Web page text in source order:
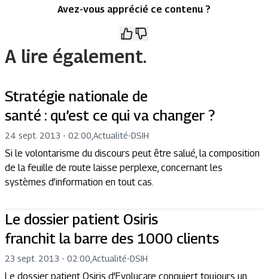
Avez-vous apprécié ce contenu ?
A lire également.
Stratégie nationale de
santé : qu’est ce qui va changer ?
24 sept. 2013 - 02:00 Actualité-DSIH
Si le volontarisme du discours peut être salué, la composition
de la feuille de route laisse perplexe, concernant les
systèmes d’information en tout cas.
Le dossier patient Osiris
franchit la barre des 1000 clients
23 sept. 2013 - 02:00 Actualité-DSIH
Le dossier patient Osiris d'Evolucare conquiert toujours un